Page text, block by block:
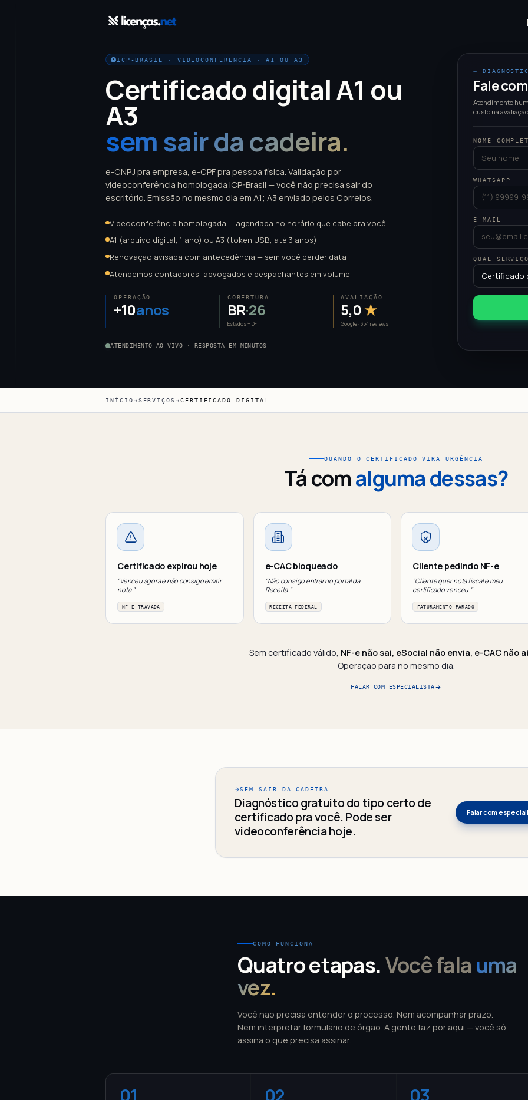
ICP-BRASIL · VIDEOCONFERÊNCIA · A1 OU A3
Certificado digital A1 ou
A3
sem sair da cadeira.
e-CNPJ pra empresa, e-CPF pra pessoa física. Validação por
videoconferência homologada ICP-Brasil — você não precisa sair do
escritório. Emissão no mesmo dia em A1; A3 enviado pelos Correios.
Videoconferência homologada — agendada no horário que cabe pra você
A1 (arquivo digital, 1 ano) ou A3 (token USB, até 3 anos)
Renovação avisada com antecedência — sem você perder data
Atendemos contadores, advogados e despachantes em volume
OPERAÇÃO
+10anos
COBERTURA
BR·26
Estados + DF
AVALIAÇÃO
5,0 ★
Google · 354 reviews
ATENDIMENTO AO VIVO · RESPOSTA EM MINUTOS
→
Fale
Atendimento
custo na
NOME
WHATSAPP
E-MAIL
QUAL
INÍCIO→SERVIÇOS→CERTIFICADO DIGITAL
QUANDO O CERTIFICADO VIRA URGÊNCIA
Tá comalguma dessas?
Certificado expirou hoje
"Venceu agora e não consigo emitir
nota."
NF-E TRAVADA
e-CAC bloqueado
"Não consigo entrar no portal da
Receita."
RECEITA FEDERAL
Cliente pedindo NF-e
"Cliente quer nota fiscal e meu
certificado venceu."
FATURAMENTO PARADO
Sem certificado válido, NF-e não sai, eSocial não envia, e-CAC não
Operação para no mesmo dia.
FALAR COM ESPECIALISTA
SEM SAIR DA CADEIRA
Diagnóstico gratuito do tipo certo de
certificado pra você. Pode ser
videoconferência hoje.
Falar com
COMO FUNCIONA
Quatro etapas.Você fala uma
vez.
Você não precisa entender o processo. Nem acompanhar prazo.
Nem interpretar formulário de órgão. A gente faz por aqui — você só
assina o que precisa assinar.
01 02 03